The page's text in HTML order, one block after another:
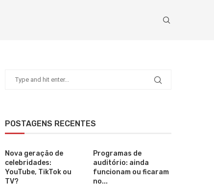
POSTAGENS RECENTES
Nova geração de
celebridades:
YouTube, TikTok ou
TV?
Programas de
auditório: ainda
funcionam ou ficaram
no...